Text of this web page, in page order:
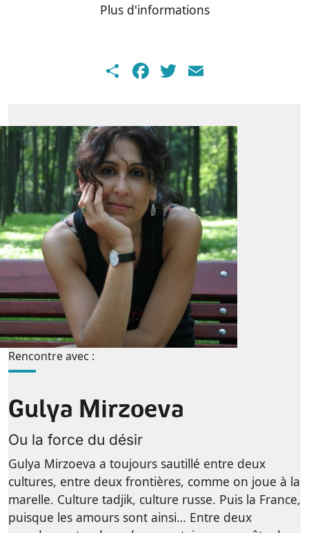
Plus d'informations
ShareFacebook
Twitter
Rencontre avec :
Gulya Mirzoeva
Ou la force du désir
Gulya Mirzoeva a toujours sautillé entre deux
cultures, entre deux frontières, comme on joue à la
marelle. Culture tadjik, culture russe. Puis la France,
puisque les amours sont ainsi… Entre deux